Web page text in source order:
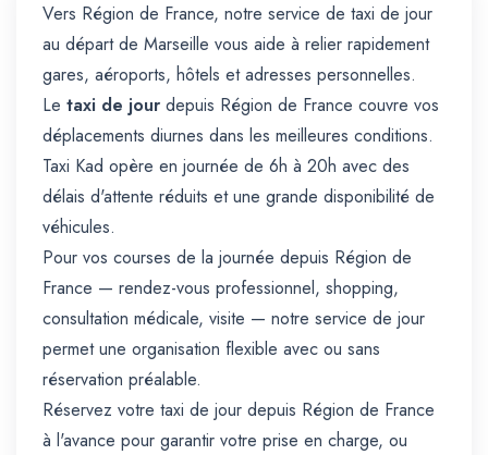
Vers Région de France, notre service de taxi de jour
au départ de Marseille vous aide à relier rapidement
gares, aéroports, hôtels et adresses personnelles.
Le taxi de jour depuis Région de France couvre vos
déplacements diurnes dans les meilleures conditions.
Taxi Kad opère en journée de 6h à 20h avec des
délais d'attente réduits et une grande disponibilité de
véhicules.
Pour vos courses de la journée depuis Région de
France — rendez-vous professionnel, shopping,
consultation médicale, visite — notre service de jour
permet une organisation flexible avec ou sans
réservation préalable.
Réservez votre taxi de jour depuis Région de France
à l'avance pour garantir votre prise en charge, ou